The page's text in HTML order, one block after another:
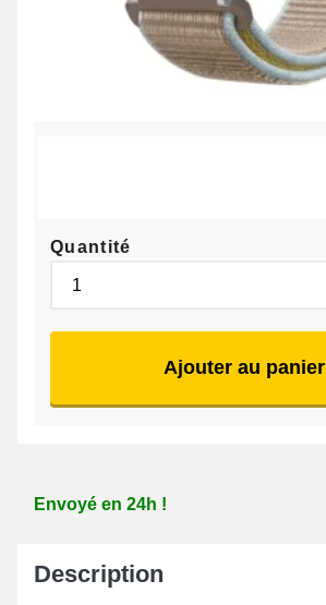
Quantité
Ajouter au panier
Envoyé en 24h !
Description